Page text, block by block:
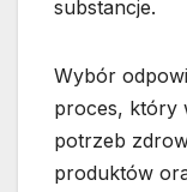
substancje.
Wybór
proces, który
potrzeb
produktów